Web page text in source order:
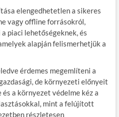
elengedhetetlen a sikeres
vagy offline forrásokról,
piaci lehetőségeknek, és
alapján felismerhetjük a
érdemes megemlíteni a
de környezeti előnyeit
a környezet védelme kéz a
mint a felújított
részletesen